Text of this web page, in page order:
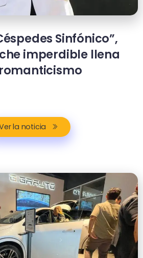
Sinfónico”,
imperdible llena
la noticia